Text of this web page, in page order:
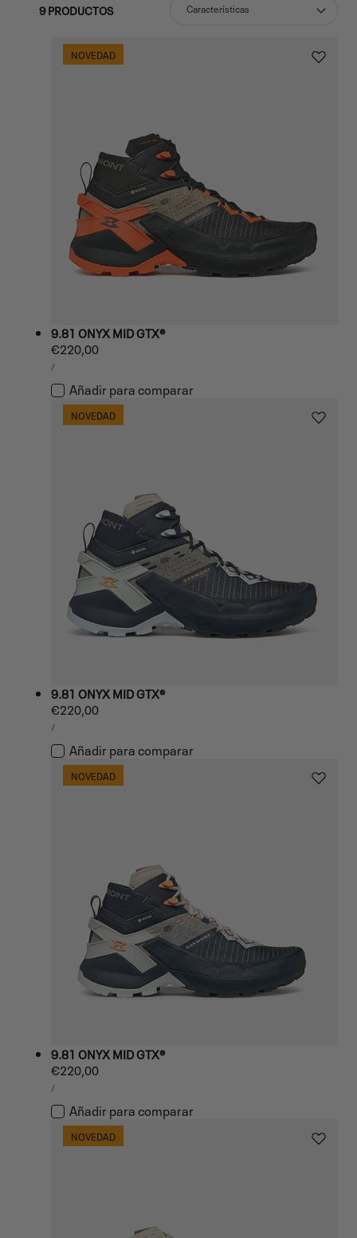
9 PRODUCTOS
NOVEDAD
9.81 ONYX MID GTX®
Precio
habitual
€220,00
PRECIO
UNITARIO
/POR
Añadir para comparar
NOVEDAD
9.81 ONYX MID GTX®
Precio
habitual
€220,00
PRECIO
UNITARIO
/POR
Añadir para comparar
NOVEDAD
9.81 ONYX MID GTX®
Precio
habitual
€220,00
PRECIO
UNITARIO
/POR
Añadir para comparar
NOVEDAD